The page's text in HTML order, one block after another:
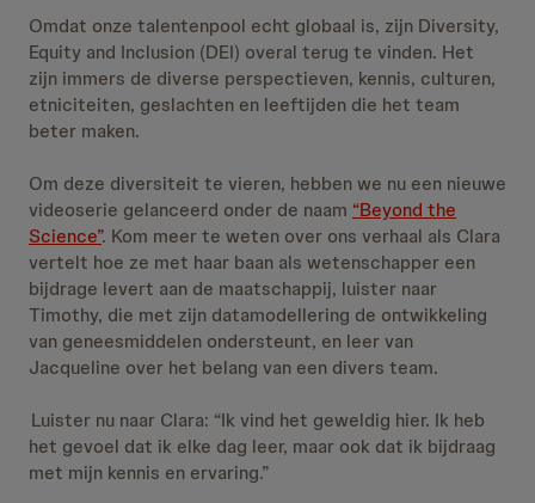
Omdat onze talentenpool echt globaal is, zijn Diversity,
Equity and Inclusion (DEI) overal terug te vinden. Het
zijn immers de diverse perspectieven, kennis, culturen,
etniciteiten, geslachten en leeftijden die het team
beter maken.
Om deze diversiteit te vieren, hebben we nu een nieuwe
videoserie gelanceerd onder de naam “Beyond the
Science”. Kom meer te weten over ons verhaal als Clara
vertelt hoe ze met haar baan als wetenschapper een
bijdrage levert aan de maatschappij, luister naar
Timothy, die met zijn datamodellering de ontwikkeling
van geneesmiddelen ondersteunt, en leer van
Jacqueline over het belang van een divers team.
Luister nu naar Clara: “Ik vind het geweldig hier. Ik heb
het gevoel dat ik elke dag leer, maar ook dat ik bijdraag
met mijn kennis en ervaring.”